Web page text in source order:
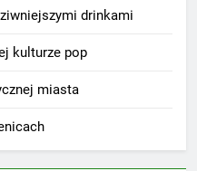
drinkami
kulturze pop
miasta